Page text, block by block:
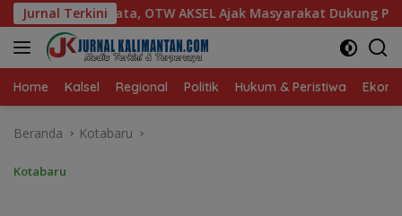
Langsung
ke
konten
Jurnal Terkini
Ajak Masyarakat Dukung Produk Lokal Tabalong
Home Kalsel Regional Politik Hukum & Peristiwa
Beranda Kotabaru
Kotabaru